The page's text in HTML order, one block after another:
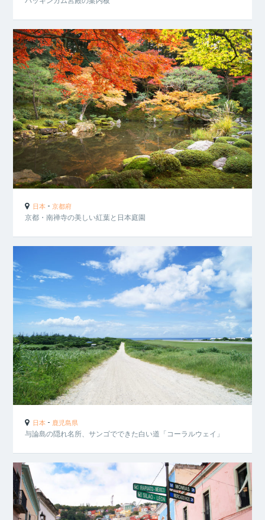
日本 -京都府
京都・南禅寺の美しい紅葉と日本庭園
日本 - 鹿児島県
与論島の隠れ名所、サンゴでできた白い道「コーラルウェイ」